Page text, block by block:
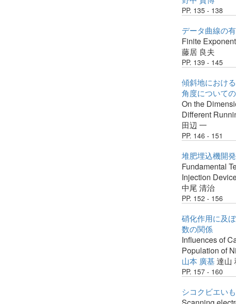
PP. 135 - 138
データ曲線の
Finite
藤居 良夫
PP. 139 - 145
傾斜地におけ
角度について
On the
Different
田辺 一
PP. 146 - 151
堆肥埋込機開
Fundamental
Injection
中尾 清治
PP. 152 - 156
硝化作用に及
数の関係
Influences of
Population of
山本 廣基 達山
PP. 157 - 160
シコクビエい